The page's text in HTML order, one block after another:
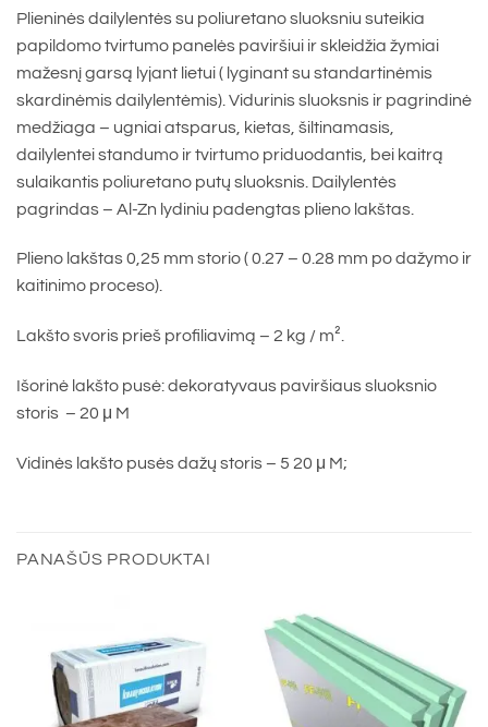
Plieninės dailylentės su poliuretano sluoksniu suteikia
papildomo tvirtumo panelės paviršiui ir skleidžia žymiai
mažesnį garsą lyjant lietui ( lyginant su standartinėmis
skardinėmis dailylentėmis). Vidurinis sluoksnis ir pagrindinė
medžiaga – ugniai atsparus, kietas, šiltinamasis,
dailylentei standumo ir tvirtumo priduodantis, bei kaitrą
sulaikantis poliuretano putų sluoksnis. Dailylentės
pagrindas – Al-Zn lydiniu padengtas plieno lakštas.
Plieno lakštas 0,25 mm storio ( 0.27 – 0.28 mm po dažymo ir
kaitinimo proceso).
Lakšto svoris prieš profiliavimą – 2 kg / m².
Išorinė lakšto pusė: dekoratyvaus paviršiaus sluoksnio
storis – 20 μ M
Vidinės lakšto pusės dažų storis – 5 20 μ M;
PANAŠŪS PRODUKTAI